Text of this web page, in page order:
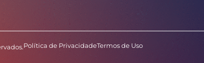
Política de PrivacidadeTermos de Uso